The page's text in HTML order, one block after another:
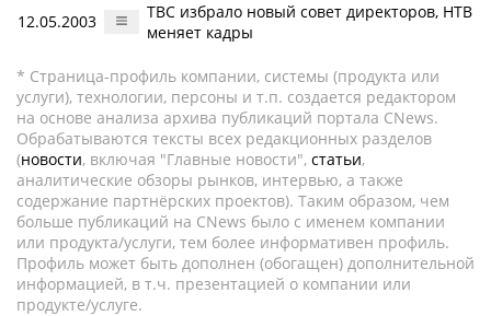
12.05.2003
ТВС избрало новый совет директоров, НТВ
меняет кадры
* Страница-профиль компании, системы (продукта или
услуги), технологии, персоны и т.п. создается редактором
на основе анализа архива публикаций портала CNews.
Обрабатываются тексты всех редакционных разделов
(новости, включая "Главные новости", статьи,
аналитические обзоры рынков, интервью, а также
содержание партнёрских проектов). Таким образом, чем
больше публикаций на CNews было с именем компании
или продукта/услуги, тем более информативен профиль.
Профиль может быть дополнен (обогащен) дополнительной
информацией, в т.ч. презентацией о компании или
продукте/услуге.